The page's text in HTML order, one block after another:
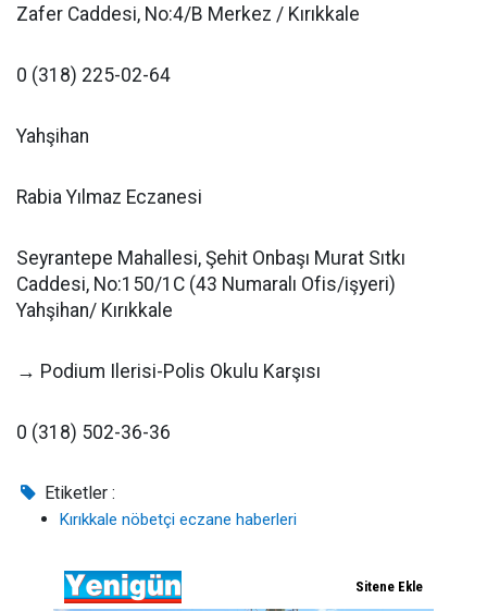
Zafer Caddesi, No:4/B Merkez / Kırıkkale
0 (318) 225-02-64
Yahşihan
Rabia Yılmaz Eczanesi
Seyrantepe Mahallesi, Şehit Onbaşı Murat Sıtkı
Caddesi, No:150/1C (43 Numaralı Ofis/işyeri)
Yahşihan/ Kırıkkale
→ Podium Ilerisi-Polis Okulu Karşısı
0 (318) 502-36-36
Etiketler :
Kırıkkale nöbetçi eczane haberleri